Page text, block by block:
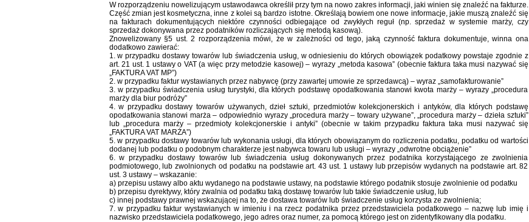
W rozporządzeniu nowelizującym ustawodawca określił przy tym na nowo zakres informacji, jaki winien się znaleźć na fakturze.
Część zmian jest kosmetyczna, inne z kolei są bardzo istotne. Określają bowiem one nowe informacje, jakie muszą znaleźć się
na fakturach dokumentujących niektóre czynności odbiegające od zwykłych reguł (np. sprzedaż w systemie marży, czy
sprzedaż dokonywana przez podatników rozliczających się metodą kasową).
Znowelizowany §5 ust. 2 rozporządzenia mówi, że w zależności od tego, jaką czynność faktura dokumentuje, winna ona
dodatkowo zawierać:
1. w przypadku dostawy towarów lub świadczenia usług, w odniesieniu do których obowiązek podatkowy powstaje zgodnie z
art. 21 ust. 1 ustawy o VAT (a więc przy metodzie kasowej) – wyrazy „metoda kasowa” (obecnie faktura taka musi nazywać się
„FAKTURA VAT MP”)
2. w przypadku faktur wystawianych przez nabywcę (przy zawartej umowie ze sprzedawcą) – wyraz „samofakturowanie”
3. w przypadku świadczenia usług turystyki, dla których podstawę opodatkowania stanowi kwota marży – wyrazy „procedura
marży dla biur podróży”
4. w przypadku dostawy towarów używanych, dzieł sztuki, przedmiotów kolekcjonerskich i antyków, dla których podstawę
opodatkowania stanowi marża – odpowiednio wyrazy „procedura marży – towary używane”, „procedura marży – dzieła sztuki”
lub „procedura marży – przedmioty kolekcjonerskie i antyki” (obecnie w takim przypadku faktura taka musi nazywać się
„FAKTURA VAT MARŻA”)
5. w przypadku dostawy towarów lub wykonania usługi, dla których obowiązanym do rozliczenia podatku, podatku od wartości
dodanej lub podatku o podobnym charakterze jest nabywca towaru lub usługi – wyrazy „odwrotne obciążenie”
6. w przypadku dostawy towarów lub świadczenia usług dokonywanych przez podatnika korzystającego ze zwolnienia
podmiotowego, lub zwolnionych od podatku na podstawie art. 43 ust. 1 ustawy lub przepisów wydanych na podstawie art. 82
ust. 3 ustawy – wskazanie:
a) przepisu ustawy albo aktu wydanego na podstawie ustawy, na podstawie którego podatnik stosuje zwolnienie od podatku
b) przepisu dyrektywy, który zwalnia od podatku taką dostawę towarów lub takie świadczenie usług, lub
c) innej podstawy prawnej wskazującej na to, że dostawa towarów lub świadczenie usług korzysta ze zwolnienia;
7. w przypadku faktur wystawianych w imieniu i na rzecz podatnika przez przedstawiciela podatkowego – nazwę lub imię i
nazwisko przedstawiciela podatkowego, jego adres oraz numer, za pomocą którego jest on zidentyfikowany dla podatku.